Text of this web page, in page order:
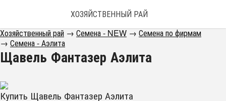
ХОЗЯЙСТВЕННЫЙ РАЙ
Хозяйственный рай → Семена - NEW → Семена по фирмам
→ Семена - Аэлита
Щавель Фантазер Аэлита
Купить Щавель Фантазер Аэлита